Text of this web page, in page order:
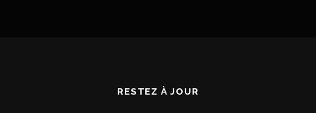
RESTEZ À JOUR